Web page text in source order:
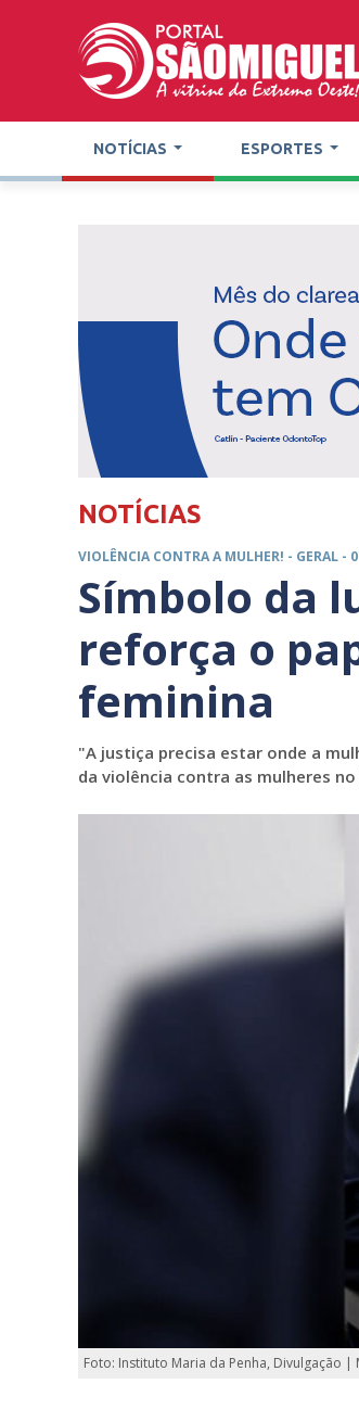
NOTÍCIAS ESPORTES
NOTÍCIAS
VIOLÊNCIA CONTRA A MULHER! - GERAL -
Símbolo da
reforça o
feminina
"A justiça precisa estar onde a
da violência contra as mulheres no
Foto: Instituto Maria da Penha, Divulgação